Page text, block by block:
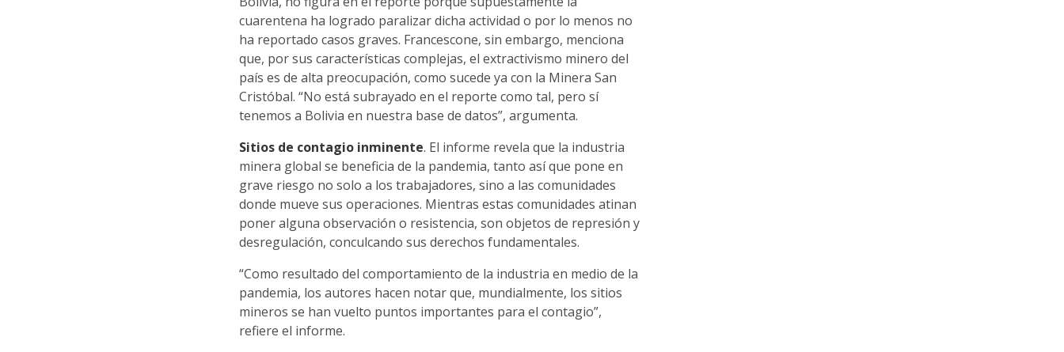
cuarentena ha logrado paralizar dicha actividad o por lo menos no
ha reportado casos graves. Francescone, sin embargo, menciona
que, por sus características complejas, el extractivismo minero del
país es de alta preocupación, como sucede ya con la Minera San
Cristóbal. “No está subrayado en el reporte como tal, pero sí
tenemos a Bolivia en nuestra base de datos”, argumenta.
Sitios de contagio inminente. El informe revela que la industria
minera global se beneficia de la pandemia, tanto así que pone en
grave riesgo no solo a los trabajadores, sino a las comunidades
donde mueve sus operaciones. Mientras estas comunidades atinan
poner alguna observación o resistencia, son objetos de represión y
desregulación, conculcando sus derechos fundamentales.
“Como resultado del comportamiento de la industria en medio de la
pandemia, los autores hacen notar que, mundialmente, los sitios
mineros se han vuelto puntos importantes para el contagio”,
refiere el informe.